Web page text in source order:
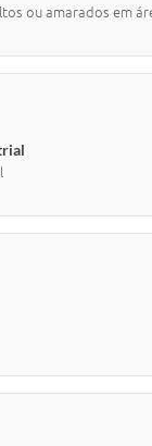
ou amarados em